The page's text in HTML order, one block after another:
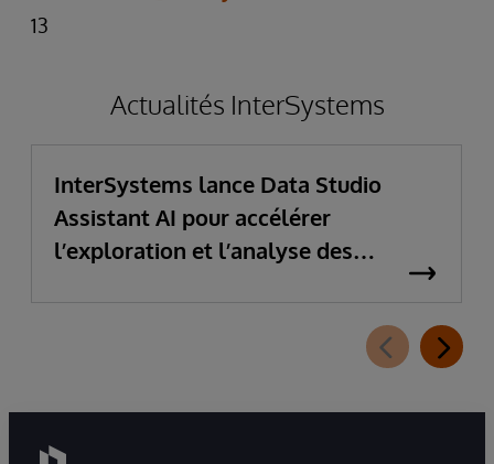
13
Actualités InterSystems
InterSystems lance Data Studio
Assistant AI pour accélérer
l’exploration et l’analyse des